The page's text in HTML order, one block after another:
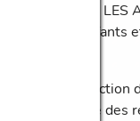
CONSTRUIRE
acquis des
Construction
Passage